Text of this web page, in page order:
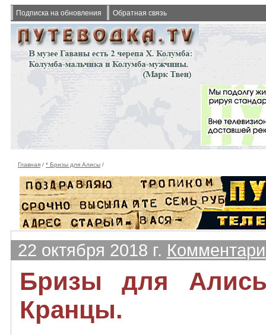
Подписка на обновления Обратная связь
Главная /* Бризы для Алисы /
22 октября 2018 г.
Бризы для
Кранцы.